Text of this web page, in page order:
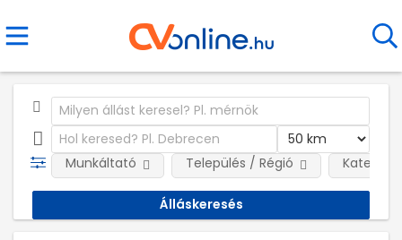
Munkáltató Település / Régió